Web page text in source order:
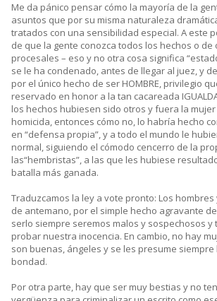
Me da pánico pensar cómo la mayoría de la
asuntos que por su misma naturaleza
tratados con una sensibilidad especial. A este
de que la gente conozca todos los hechos o
procesales – eso y no otra cosa significa
se le ha condenado, antes de llegar al juez, y
por el único hecho de ser HOMBRE, privilegio
reservado en honor a la tan cacareada
los hechos hubiesen sido otros y fuera la mujer
homicida, entonces cómo no, lo habría hecho
en “defensa propia”, y a todo el mundo le
normal, siguiendo el cómodo cencerro de la
las“hembristas”, a las que les hubiese
batalla más ganada.
Traduzcamos la ley a vote pronto: Los
de antemano, por el simple hecho agravante
serlo siempre seremos malos y sospechosos y
probar nuestra inocencia. En cambio, no hay
son buenas, ángeles y se les presume siempre
bondad.
Por otra parte, hay que ser muy bestias y no